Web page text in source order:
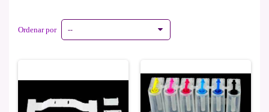
Ordenar por --